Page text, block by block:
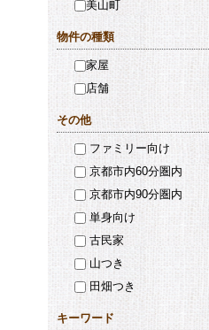
美山町
物件の種類
家屋
店舗
その他
ファミリー向け
京都市内60分圏内
京都市内90分圏内
単身向け
古民家
山つき
田畑つき
キーワード